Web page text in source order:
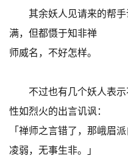
其余妖人见请来的帮手
满，但都慑于知非禅
师威名，不好怎样。
不过也有几个妖人表示
性如烈火的出言讥讽：
「禅师之言错了，那峨眉
凌弱，无事生非。」